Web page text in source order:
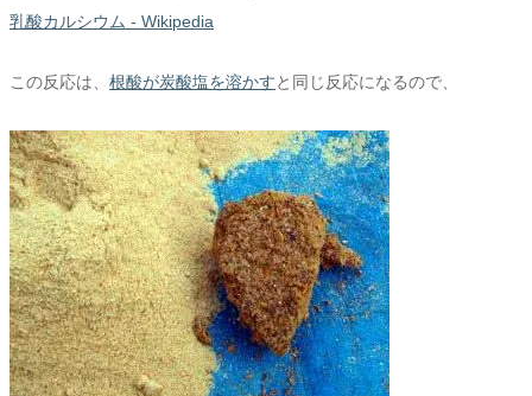
乳酸カルシウム - Wikipedia
この反応は、 根酸が炭酸塩を溶かすと同じ反応になるので、